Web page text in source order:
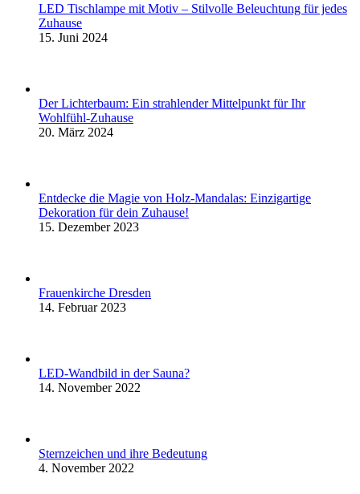
LED Tischlampe mit Motiv – Stilvolle Beleuchtung für jedes
Zuhause
15. Juni 2024
Der Lichterbaum: Ein strahlender Mittelpunkt für Ihr
Wohlfühl-Zuhause
20. März 2024
Entdecke die Magie von Holz-Mandalas: Einzigartige
Dekoration für dein Zuhause!
15. Dezember 2023
Frauenkirche Dresden
14. Februar 2023
LED-Wandbild in der Sauna?
14. November 2022
Sternzeichen und ihre Bedeutung
4. November 2022